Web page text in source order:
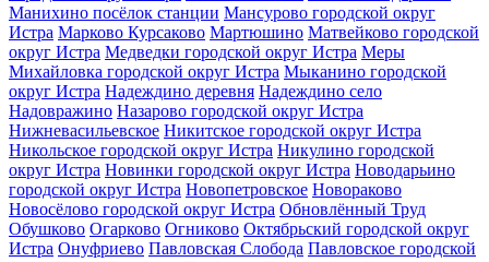
Манихино посёлок станции Мансурово городской округ
Истра Марково Курсаково Мартюшино Матвейково городской
округ Истра Медведки городской округ Истра Меры
Михайловка городской округ Истра Мыканино городской
округ Истра Надеждино деревня Надеждино село
Надовражино Назарово городской округ Истра
Нижневасильевское Никитское городской округ Истра
Никольское городской округ Истра Никулино городской
округ Истра Новинки городской округ Истра Новодарьино
городской округ Истра Новопетровское Новораково
Новосёлово городской округ Истра Обновлённый Труд
Обушково Огарково Огниково Октябрьский городской округ
Истра Онуфриево Павловская Слобода Павловское городской